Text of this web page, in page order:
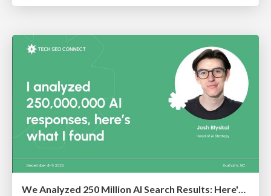
We Analyzed 250 Million AI Search Results: Here's What I Found